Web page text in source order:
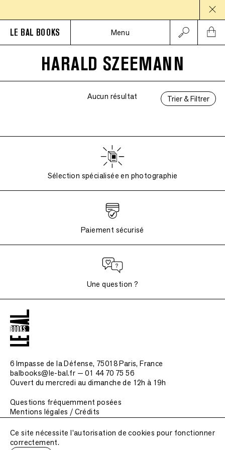
LE BAL BOOKS Menu
HARALD SZEEMANN
Trier & Filtrer
Aucun résultat
Sélection spécialisée en photographie
Paiement sécurisé
Une question ?
6 Impasse de la Défense, 75018 Paris, France
balbooks@le-bal.fr — 01 44 70 75 56
Ouvert du mercredi au dimanche de 12h à 19h
Questions fréquemment posées
Mentions légales / Crédits
Soumettre une publication
Ce site nécessite l'autorisation de cookies pour fonctionner
correctement.